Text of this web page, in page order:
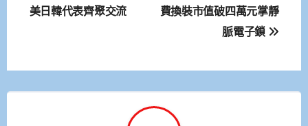
導
美日韓代表齊聚交流
費換裝市值破四萬元掌靜
脈電子鎖